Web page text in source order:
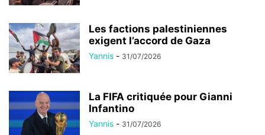
Les factions palestiniennes
exigent l’accord de Gaza
Yannis - 31/07/2026
La FIFA critiquée pour Gianni
Infantino
Yannis - 31/07/2026